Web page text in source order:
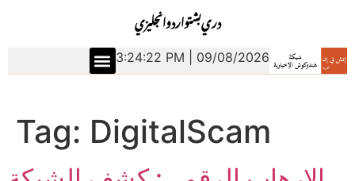
انجليزياردوبشتودري
3:24:22 PM | 09/08/2026
Tag: DigitalScam